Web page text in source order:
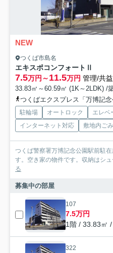
NEW
つくば市島名
エキスポコンフォートⅡ
7.5万円～11.5万円 管理/共
33.83㎡～60.59㎡ (1K～2LDK) /
つくばエクスプレス「万博記
駐輪場 オートロック エレベ
インターネット対応
敷地内ご
つくば警察署万博記念公園駅前駐
す。空き家の物件です。収納はシ
る
募集中の部屋
107
7.5万円
1階 / 33.83㎡
322